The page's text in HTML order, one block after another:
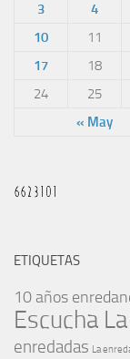
« May
3
4
10
11
17
18
24
25
ETIQUETAS
10 años
Escucha
enredadas La